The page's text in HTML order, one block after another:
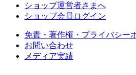
ショップ運営者さまへ
ショップ会員ログイン
免責・著作権・プライバシー
お問い合わせ
メディア実績